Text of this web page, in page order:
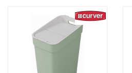
Összehasonlítás